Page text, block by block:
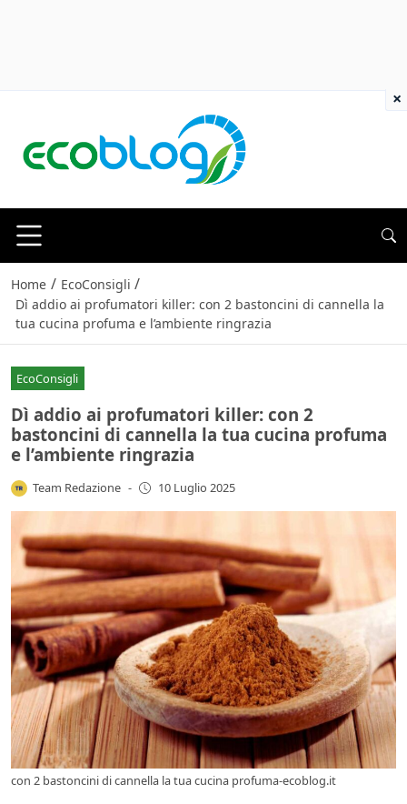
Home / EcoConsigli /
Dì addio ai profumatori killer: con 2 bastoncini di cannella la
tua cucina profuma e l’ambiente ringrazia
EcoConsigli
Dì addio ai profumatori killer: con 2
bastoncini di cannella la tua cucina profuma
e l’ambiente ringrazia
Team Redazione - 10 Luglio 2025
con 2 bastoncini di cannella la tua cucina profuma-ecoblog.it
×